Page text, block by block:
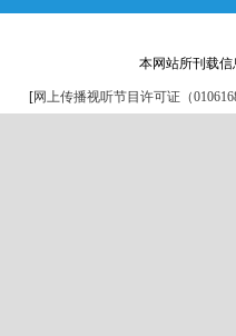
本网站所刊载
[网上传播视听节目许可证（